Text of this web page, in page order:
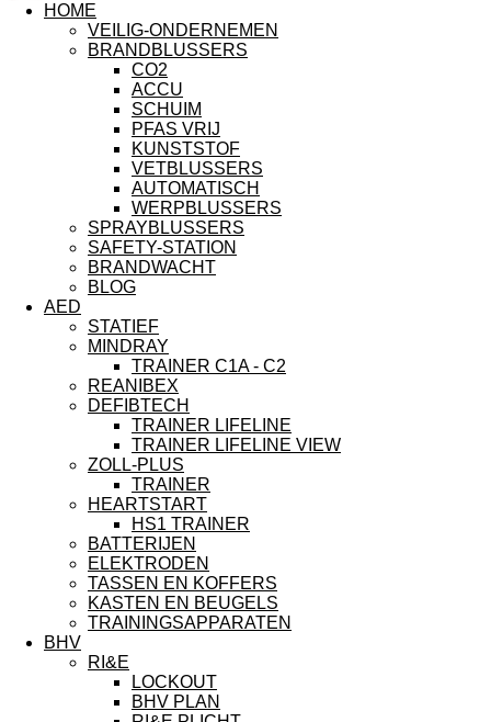
HOME
VEILIG-ONDERNEMEN
BRANDBLUSSERS
CO2
ACCU
SCHUIM
PFAS VRIJ
KUNSTSTOF
VETBLUSSERS
AUTOMATISCH
WERPBLUSSERS
SPRAYBLUSSERS
SAFETY-STATION
BRANDWACHT
BLOG
AED
STATIEF
MINDRAY
TRAINER C1A - C2
REANIBEX
DEFIBTECH
TRAINER LIFELINE
TRAINER LIFELINE VIEW
ZOLL-PLUS
TRAINER
HEARTSTART
HS1 TRAINER
BATTERIJEN
ELEKTRODEN
TASSEN EN KOFFERS
KASTEN EN BEUGELS
TRAININGSAPPARATEN
BHV
RI&E
LOCKOUT
BHV PLAN